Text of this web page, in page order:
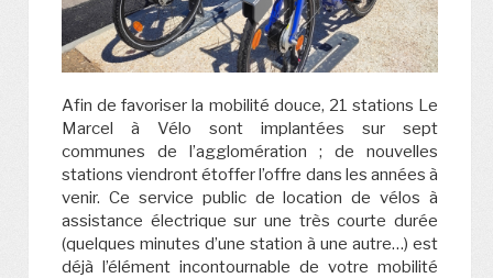
Afin de favoriser la mobilité douce, 21 stations Le
Marcel à Vélo sont implantées sur sept
communes de l’agglomération ; de nouvelles
stations viendront étoffer l’offre dans les années à
venir. Ce service public de location de vélos à
assistance électrique sur une très courte durée
(quelques minutes d’une station à une autre…) est
déjà l’élément incontournable de votre mobilité